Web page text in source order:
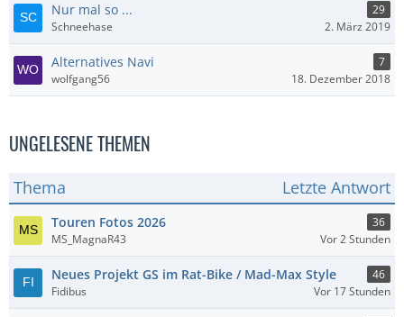
Nur mal so ...
29
Schneehase
2. März 2019
Alternatives Navi
7
wolfgang56
18. Dezember 2018
UNGELESENE THEMEN
Thema Letzte Antwort
Touren Fotos 2026
36
MS_MagnaR43
Vor 2 Stunden
Neues Projekt GS im Rat-Bike / Mad-Max Style
46
Fidibus
Vor 17 Stunden